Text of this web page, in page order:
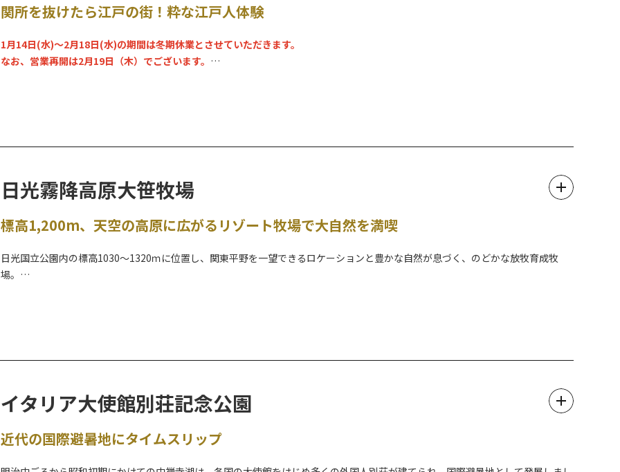
関所を抜けたら江戸の街！粋な江戸人体験
1月14日(水)～2月18日(水)の期間は冬期休業とさせていただきます。
なお、営業再開は2月19日（木）でございます。
２０２６年２月２０日（金）～２３日（月・祝）の4日間→★
広大な敷地には、街道、宿場、商家街、忍者の里、武家屋敷など実物さながらの町並みが再現されています。
戸人になりきることもできます。
の“EDO”があなたの旅の思い出を彩ります。
特に、忍びの神髄を全身で感じることのできる迫力の忍者ショー、美しさに息を飲むだけでなく笑いもある花魁劇場、笑い転げるほ
日光霧降高原大笹牧場
標高1,200m、天空の高原に広がるリゾート牧場で大自然を満喫
日光国立公園内の標高1030～1320ｍに位置し、関東平野を一望できるロケーションと豊かな自然が息づく、のどかな放牧育成牧
場。
四季を通して大自然を満喫できる観光牧場です。
イタリア大使館別荘記念公園
近代の国際避暑地にタイムスリップ